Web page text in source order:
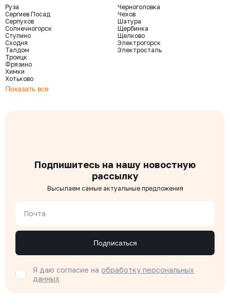
Руза
Сергиев Посад
Серпухов
Солнечногорск
Ступино
Сходня
Талдом
Троицк
Фрязино
Химки
Хотьково
Черноголовка
Чехов
Шатура
Щербинка
Щелково
Электрогорск
Электросталь
Показать все
Подпишитесь на нашу новостную
рассылку
Высылаем самые актуальные предложения
Почта
Подписаться
Я даю согласие на обработку персональных
данных